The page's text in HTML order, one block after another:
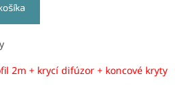
2m + krycí difúzor + koncové kryty